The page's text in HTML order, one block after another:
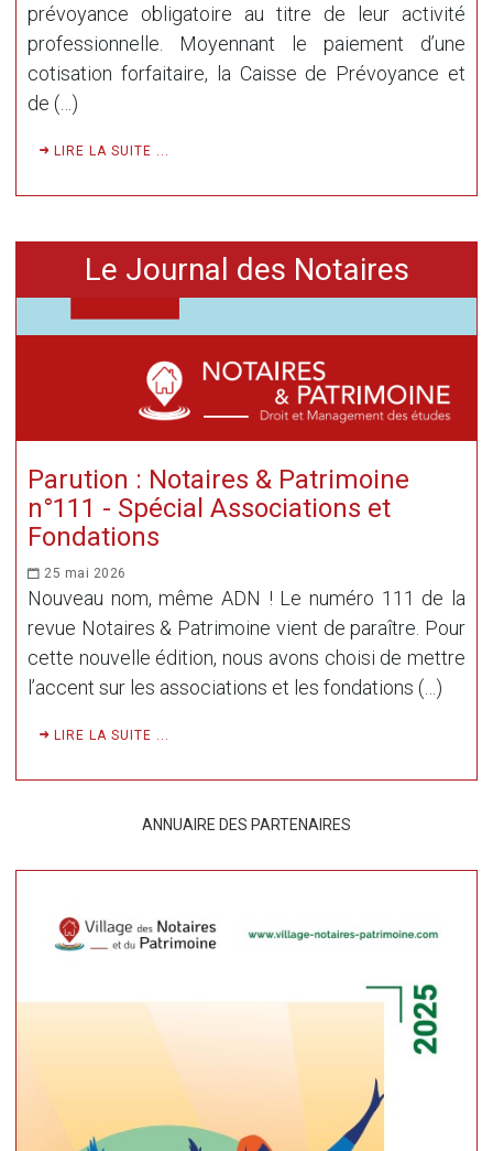
prévoyance obligatoire au titre de leur activité
professionnelle. Moyennant le paiement d’une
cotisation forfaitaire, la Caisse de Prévoyance et
de (…)
LIRE LA SUITE ...
Le Journal des Notaires
Parution : Notaires & Patrimoine
n°111 - Spécial Associations et
Fondations
25 mai 2026
Nouveau nom, même ADN ! Le numéro 111 de la
revue Notaires & Patrimoine vient de paraître. Pour
cette nouvelle édition, nous avons choisi de mettre
l’accent sur les associations et les fondations (…)
LIRE LA SUITE ...
ANNUAIRE DES PARTENAIRES